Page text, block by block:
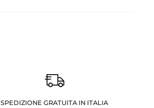
SPEDIZIONE GRATUITA IN ITALIA